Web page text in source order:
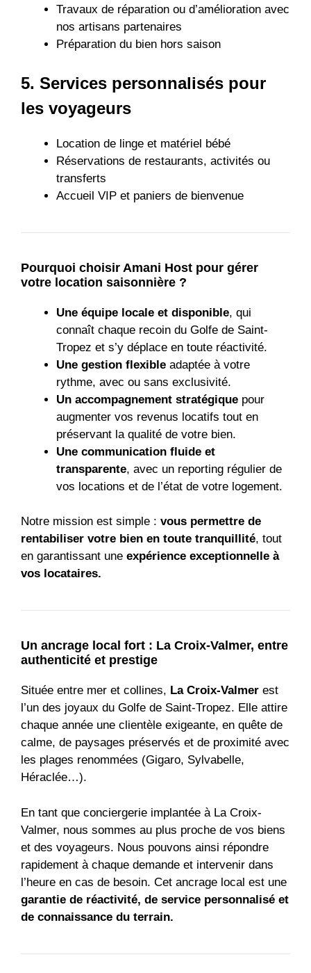
Travaux de réparation ou d’amélioration avec
nos artisans partenaires
Préparation du bien hors saison
5. Services personnalisés pour
les voyageurs
Location de linge et matériel bébé
Réservations de restaurants, activités ou
transferts
Accueil VIP et paniers de bienvenue
Pourquoi choisir Amani Host pour gérer
votre location saisonnière ?
Une équipe locale et disponible, qui
connaît chaque recoin du Golfe de Saint-
Tropez et s’y déplace en toute réactivité.
Une gestion flexible adaptée à votre
rythme, avec ou sans exclusivité.
Un accompagnement stratégique pour
augmenter vos revenus locatifs tout en
préservant la qualité de votre bien.
Une communication fluide et
transparente, avec un reporting régulier de
vos locations et de l’état de votre logement.
Notre mission est simple : vous permettre de
rentabiliser votre bien en toute tranquillité, tout
en garantissant une expérience exceptionnelle à
vos locataires.
Un ancrage local fort : La Croix-Valmer, entre
authenticité et prestige
Située entre mer et collines, La Croix-Valmer est
l’un des joyaux du Golfe de Saint-Tropez. Elle attire
chaque année une clientèle exigeante, en quête de
calme, de paysages préservés et de proximité avec
les plages renommées (Gigaro, Sylvabelle,
Héraclée…).
En tant que conciergerie implantée à La Croix-
Valmer, nous sommes au plus proche de vos biens
et des voyageurs. Nous pouvons ainsi répondre
rapidement à chaque demande et intervenir dans
l’heure en cas de besoin. Cet ancrage local est une
garantie de réactivité, de service personnalisé et
de connaissance du terrain.